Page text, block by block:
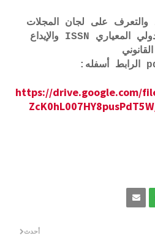
والتعرف على لجان المجلات
واعتماداتها والرقم الدولي المعياري ISSN والإيداع
القانوني
https://drive.google.com/
أحدث